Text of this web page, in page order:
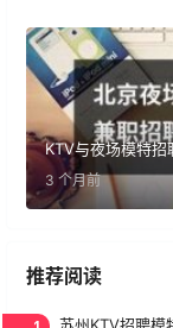
KTV与夜场模特招
3 个月前
推荐阅读